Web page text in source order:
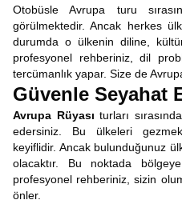
Otobüsle Avrupa turu
görülmektedir. Ancak herkes
durumda o ülkenin diline,
profesyonel rehberiniz, dil
tercümanlık yapar. Size de
Güvenle Seyahat
Avrupa Rüyası turları
edersiniz. Bu ülkeleri
keyiflidir. Ancak bulunduğunuz
olacaktır. Bu noktada
profesyonel rehberiniz, sizin
önler.